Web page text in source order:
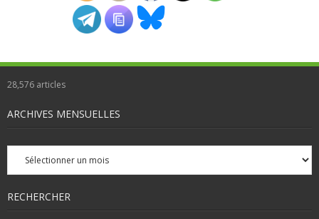
28,576 articles
ARCHIVES MENSUELLES
Archives
mensuelles
RECHERCHER